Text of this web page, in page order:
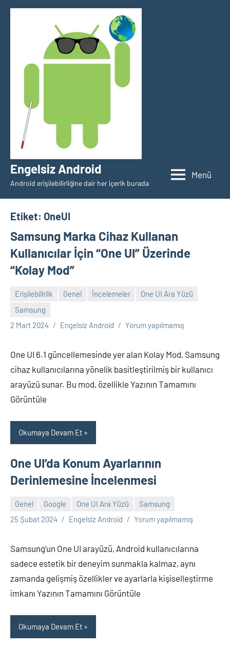
İçeriğe
Engelsiz Android
Android erişilebilirliğine dair her içerik burada
Menü
Etiket: OneUI
Samsung Marka Cihaz Kullanan
Kullanıcılar İçin “One UI” Üzerinde
“Kolay Mod”
Erişilebilirlik Genel İncelemeler
One UI Ara Yüzü
Samsung
2 Mart 2024
Engelsiz Android Yorum yapılmamış
One UI 6.1 güncellemesinde yer alan Kolay Mod, Samsung
cihaz kullanıcılarına yönelik basitleştirilmiş bir kullanıcı
arayüzü sunar. Bu mod, özellikle Yazının Tamamını
Görüntüle
Okumaya Devam Et
One UI’da Konum Ayarlarının
Derinlemesine İncelenmesi
Genel Google One UI Ara Yüzü
Samsung
25 Şubat 2024
Engelsiz Android Yorum yapılmamış
Samsung’un One UI arayüzü, Android kullanıcılarına
sadece estetik bir deneyim sunmakla kalmaz, aynı
zamanda gelişmiş özellikler ve ayarlarla kişiselleştirme
imkanı Yazının Tamamını Görüntüle
Okumaya Devam Et